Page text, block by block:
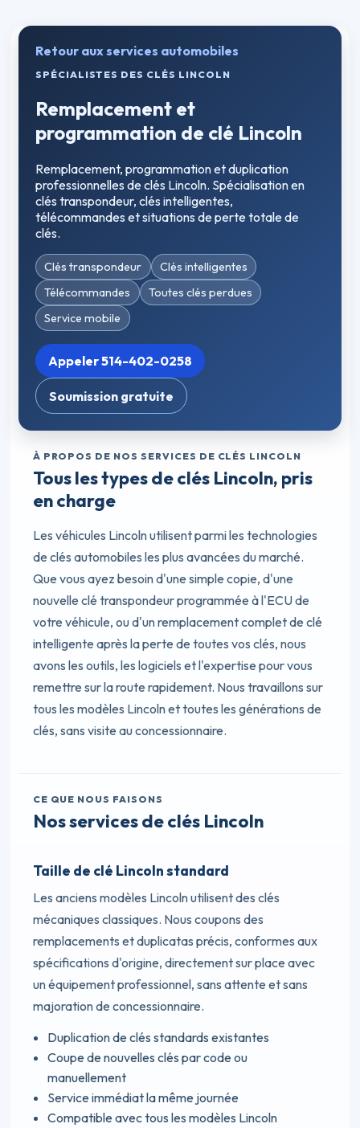
Retour aux services automobiles
SPÉCIALISTES DES CLÉS LINCOLN
Remplacement et
programmation de clé Lincoln
Remplacement, programmation et duplication
professionnelles de clés Lincoln. Spécialisation en
clés transpondeur, clés intelligentes,
télécommandes et situations de perte totale de
clés.
Clés transpondeur
Clés intelligentes
Télécommandes
Toutes clés perdues
Service mobile
Appeler 514-402-0258
Soumission gratuite
À PROPOS DE NOS SERVICES DE CLÉS LINCOLN
Tous les types de clés Lincoln, pris
en charge
Les véhicules Lincoln utilisent parmi les technologies
de clés automobiles les plus avancées du marché.
Que vous ayez besoin d'une simple copie, d'une
nouvelle clé transpondeur programmée à l'ECU de
votre véhicule, ou d'un remplacement complet de clé
intelligente après la perte de toutes vos clés, nous
avons les outils, les logiciels et l'expertise pour vous
remettre sur la route rapidement. Nous travaillons sur
tous les modèles Lincoln et toutes les générations de
clés, sans visite au concessionnaire.
CE QUE NOUS FAISONS
Nos services de clés Lincoln
Taille de clé Lincoln standard
Les anciens modèles Lincoln utilisent des clés
mécaniques classiques. Nous coupons des
remplacements et duplicatas précis, conformes aux
spécifications d'origine, directement sur place avec
un équipement professionnel, sans attente et sans
majoration de concessionnaire.
Duplication de clés standards existantes
Coupe de nouvelles clés par code ou
manuellement
Service immédiat la même journée
Compatible avec tous les modèles Lincoln